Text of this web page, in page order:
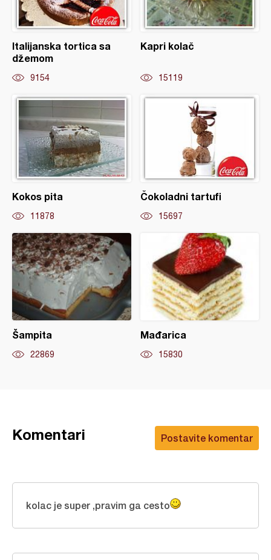
Italijanska tortica sa
džemom
9154
Kapri kolač
15119
Kokos pita
11878
Čokoladni tartufi
15697
Šampita
22869
Mađarica
15830
Postavite komentar
Komentari
kolac je super ,pravim ga cesto